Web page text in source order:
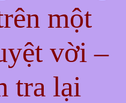
một
vời –
tra lại